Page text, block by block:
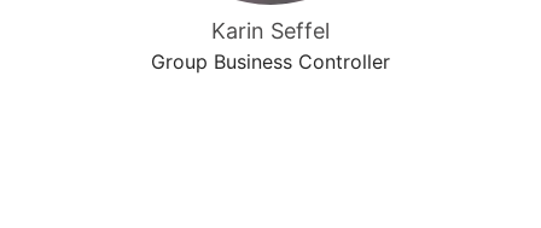
Karin Seffel
Group Business Controller